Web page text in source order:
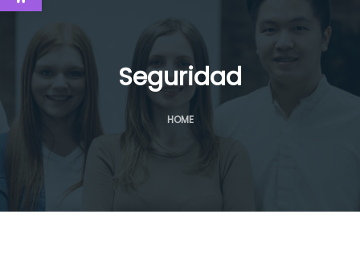
Seguridad
HOME